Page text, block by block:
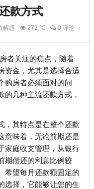
款方式
解惑 272 ℃ 0 评论
者关注的焦点，随着
资金，尤其是选择合适
购房者必须面对的问
的几种主流还款方式，
，其特点是在整个还款
意味着，无论前期还是
家庭收支管理，从银行
期偿还的利息比例较
希望每月还款额固定的
选择，它能够让您的生